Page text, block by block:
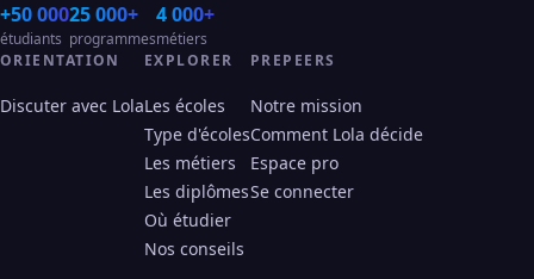
+50 000
étudiants
25 000+
programmes
4 000+
métiers
ORIENTATION
Discuter avec Lola
EXPLORER
Les écoles
Type d'écoles
Les métiers
Les diplômes
Où étudier
Nos conseils
PREPEERS
Notre mission
Comment Lola décide
Espace pro
Se connecter